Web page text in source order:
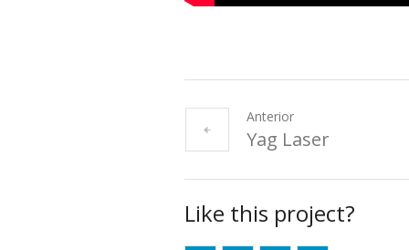
Anterior
Yag Laser
Like this project?